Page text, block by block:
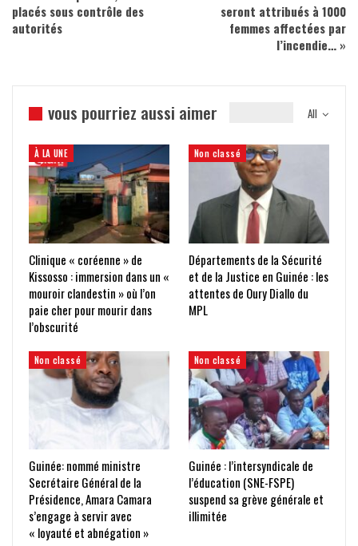
placés sous contrôle des
autorités
seront attribués à 1000
femmes affectées par
l’incendie… »
All
vous pourriez aussi aimer
À LA UNE
Clinique « coréenne » de
Kissosso : immersion dans un «
mouroir clandestin » où l’on
paie cher pour mourir dans
l’obscurité
Non classé
Départements de la Sécurité
et de la Justice en Guinée : les
attentes de Oury Diallo du
MPL
Non classé
Guinée: nommé ministre
Secrétaire Général de la
Présidence, Amara Camara
s’engage à servir avec
« loyauté et abnégation »
Non classé
Guinée : l’intersyndicale de
l’éducation (SNE-FSPE)
suspend sa grève générale et
illimitée